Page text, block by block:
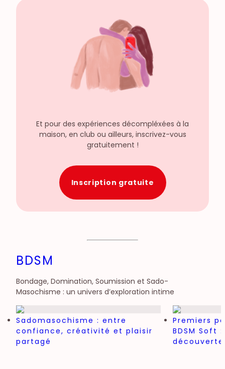
Et pour des expériences décompléxées à la
maison, en club ou ailleurs, inscrivez-vous
gratuitement !
Inscription gratuite
BDSM
Bondage, Domination, Soumission et Sado-
Masochisme : un univers d’exploration intime
Sadomasochisme : entre
confiance, créativité et plaisir
partagé
Premiers
BDSM Soft
découverte